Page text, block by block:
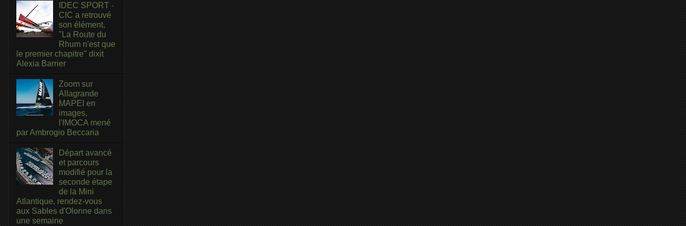
IDEC SPORT -
CIC a retrouvé
son élément,
"La Route du
Rhum n'est que
le premier chapitre" dixit
Alexia Barrier
Zoom sur
Allagrande
MAPEI en
images,
l'IMOCA mené
par Ambrogio Beccaria
Départ avancé
et parcours
modifié pour la
seconde étape
de la Mini
Atlantique, rendez-vous
aux Sables d'Olonne dans
une semaine